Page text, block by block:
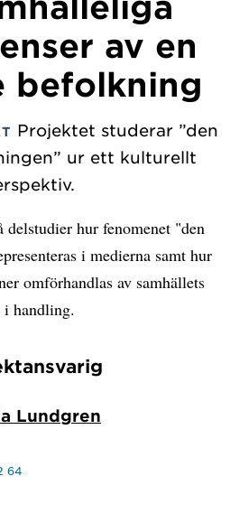
av en
befolkning
Projektet studerar ”den
ur ett kulturellt
hur fenomenet "den
i medierna samt hur
omförhandlas av samhällets
handling.
Lundgren
64